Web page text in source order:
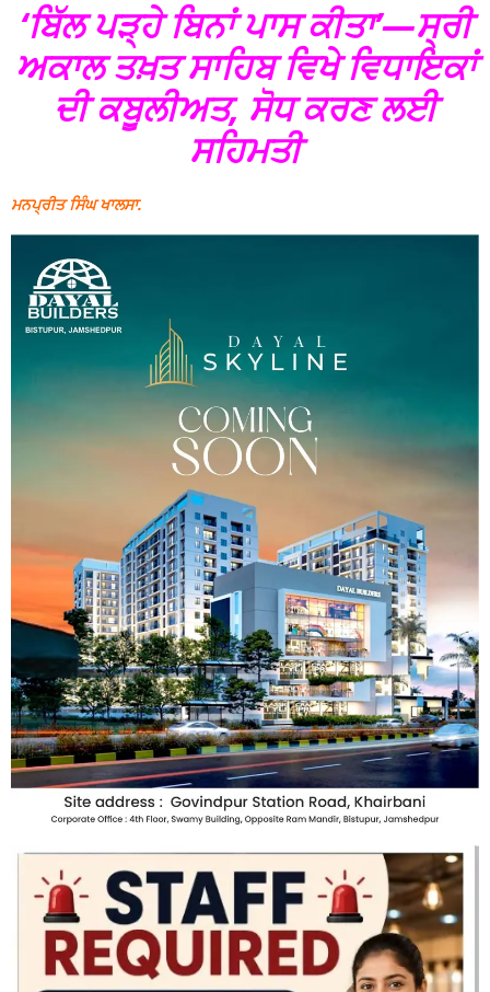
‘ਬਿੱਲ ਪੜ੍ਹੇ ਬਿਨਾਂ ਪਾਸ ਕੀਤਾ’—ਸ੍ਰੀ
ਅਕਾਲ ਤਖ਼ਤ ਸਾਹਿਬ ਵਿਖੇ ਵਿਧਾਇਕਾਂ
ਦੀ ਕਬੂਲੀਅਤ, ਸੋਧ ਕਰਣ ਲਈ
ਸਹਿਮਤੀ
ਮਨਪ੍ਰੀਤ ਸਿੰਘ ਖਾਲਸਾ.